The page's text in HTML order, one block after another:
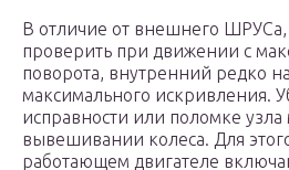
В отличие от внешнего
проверить при движении с
поворота, внутренний редко
максимального искривления.
исправности или поломке
вывешивании колеса. Для
работающем двигателе